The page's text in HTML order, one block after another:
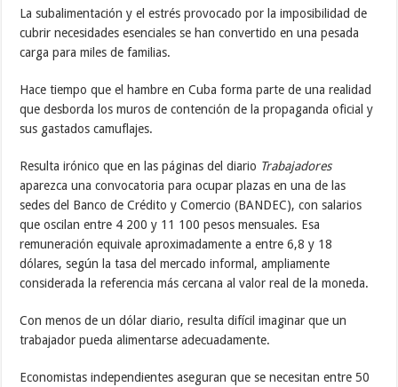
La subalimentación y el estrés provocado por la imposibilidad de
cubrir necesidades esenciales se han convertido en una pesada
carga para miles de familias.
Hace tiempo que el hambre en Cuba forma parte de una realidad
que desborda los muros de contención de la propaganda oficial y
sus gastados camuflajes.
Resulta irónico que en las páginas del diario Trabajadores
aparezca una convocatoria para ocupar plazas en una de las
sedes del Banco de Crédito y Comercio (BANDEC), con salarios
que oscilan entre 4 200 y 11 100 pesos mensuales. Esa
remuneración equivale aproximadamente a entre 6,8 y 18
dólares, según la tasa del mercado informal, ampliamente
considerada la referencia más cercana al valor real de la moneda.
Con menos de un dólar diario, resulta difícil imaginar que un
trabajador pueda alimentarse adecuadamente.
Economistas independientes aseguran que se necesitan entre 50